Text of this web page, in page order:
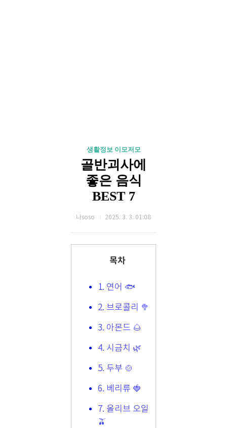
생활정보 이모저모
골반괴사에
좋은 음식
BEST 7
나soso 2025. 3. 3. 01:08
목차
1. 연어 🐟
2. 브로콜리 🥦
3. 아몬드 🌰
4. 시금치 🌿
5. 두부 🍲
6. 베리류 🍓
7. 올리브 오일
🫒